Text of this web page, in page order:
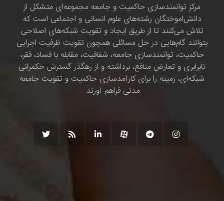
مرکز توانمندسازی حاکمیت و جامعه مجموعه‌ای متشکل از
دانش‌اموختگان رشته‌های علوم انسانی و اجتماعی است که
تلاش می‌کنند تا از طریق ایجاد و تقویت شبکه‌های اصلاحی
بتوانند گام‌هایی در حل مسائلی همچون تقویت ظرفیت اجرایی
حاکمیت، توانمندسازی جامعه، شفافیت، مقابله با فساد، فقر،
نابرابری و تعارض منافع، برداشته و از رهگذر گسترش حکمرانی
شبکه‌ای، زمینه را برای کارآمدسازی حاکمیت و تقویت جامعه
مدنی فراهم آورند.